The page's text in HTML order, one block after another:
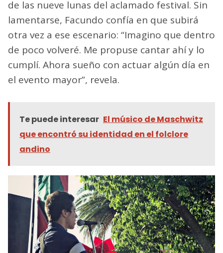
de las nueve lunas del aclamado festival. Sin
lamentarse, Facundo confía en que subirá
otra vez a ese escenario: “Imagino que dentro
de poco volveré. Me propuse cantar ahí y lo
cumplí. Ahora sueño con actuar algún día en
el evento mayor”, revela.
Te puede interesar El músico de Maschwitz
que encontró su identidad en el folclore
andino